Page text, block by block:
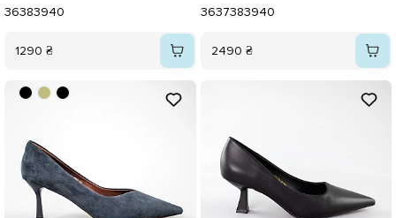
36383940
1290 ₴
3637383940
2490 ₴